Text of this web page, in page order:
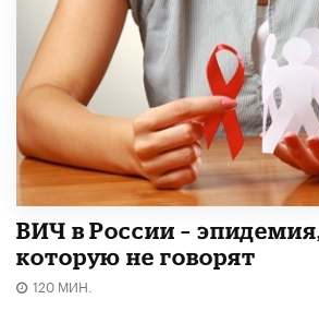
ВИЧ в России –
которую не говорят
120 МИН.